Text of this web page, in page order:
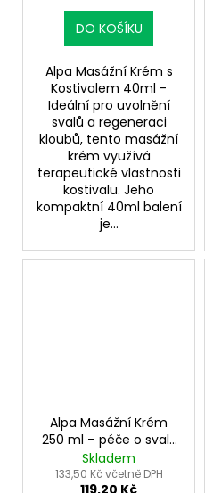
DO KOŠÍKU
Alpa Masážní Krém s
Kostivalem 40ml -
Ideální pro uvolnění
svalů a regeneraci
kloubů, tento masážní
krém využívá
terapeutické vlastnosti
kostivalu. Jeho
kompaktní 40ml balení
je...
Alpa Masážní Krém
250 ml – péče o svaly
a hydrataci pokožky
Skladem
133,50 Kč včetně DPH